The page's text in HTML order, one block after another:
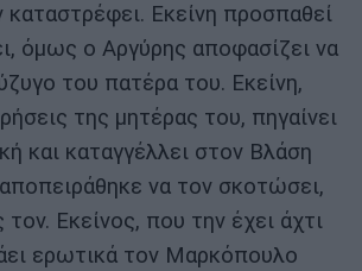
καταστρέφει. Εκείνη προσπαθεί
όμως ο Αργύρης αποφασίζει να
του πατέρα του. Εκείνη,
της μητέρας του, πηγαίνει
και καταγγέλλει στον Βλάση
να τον σκοτώσει,
Εκείνος, που την έχει άχτι
ερωτικά τον Μαρκόπουλο